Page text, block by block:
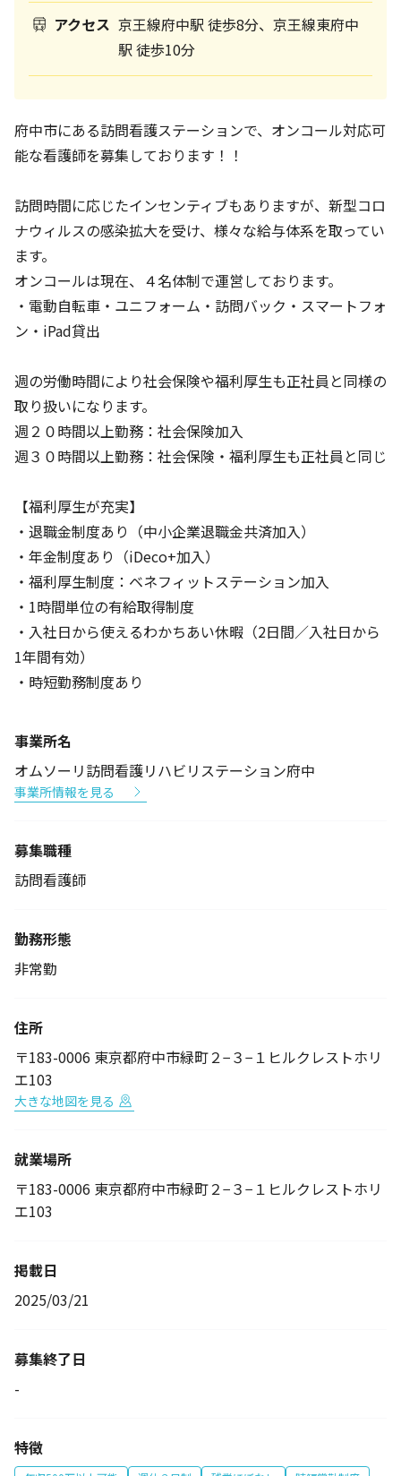
アクセス 京王線府中駅 徒歩8分、京王線東府中
駅 徒歩10分
府中市にある訪問看護ステーションで、オンコール対応可
能な看護師を募集しております！！
訪問時間に応じたインセンティブもありますが、新型コロ
ナウィルスの感染拡大を受け、様々な給与体系を取ってい
ます。
オンコールは現在、４名体制で運営しております。
・電動自転車・ユニフォーム・訪問バック・スマートフォ
ン・iPad貸出
週の労働時間により社会保険や福利厚生も正社員と同様の
取り扱いになります。
週２０時間以上勤務：社会保険加入
週３０時間以上勤務：社会保険・福利厚生も正社員と同じ
【福利厚生が充実】
・退職金制度あり（中小企業退職金共済加入）
・年金制度あり（iDeco+加入）
・福利厚生制度：ベネフィットステーション加入
・1時間単位の有給取得制度
・入社日から使えるわかちあい休暇（2日間／入社日から
1年間有効）
・時短勤務制度あり
事業所名
オムソーリ訪問看護リハビリステーション府中
事業所情報を見る
募集職種
訪問看護師
勤務形態
非常勤
住所
〒183-0006 東京都府中市緑町２−３−１ヒルクレストホリ
エ103
大きな地図を見る
就業場所
〒183-0006 東京都府中市緑町２−３−１ヒルクレストホリ
エ103
掲載日
2025/03/21
募集終了日
-
特徴